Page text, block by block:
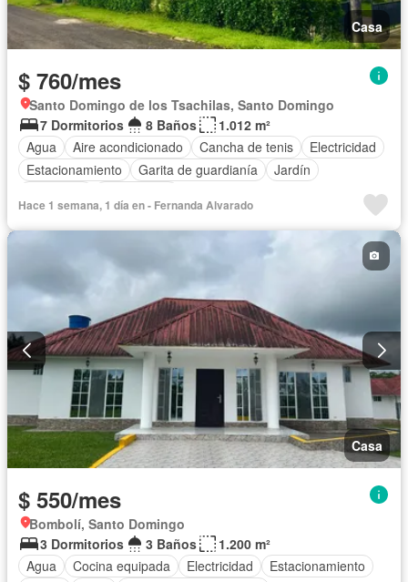
Casa
$ 760/mes
Santo Domingo de los Tsachilas, Santo Domingo
7 Dormitorios
8 Baños
1.012 m²
Agua
Aire acondicionado Cancha de tenis
Electricidad
Estacionamiento
Garita de guardianía
Jardín
Hace 1 semana, 1 día en - Fernanda Alvarado
Casa
$ 550/mes
Bombolí, Santo Domingo
3 Dormitorios
3 Baños
1.200 m²
Agua
Cocina equipada Electricidad
Estacionamiento